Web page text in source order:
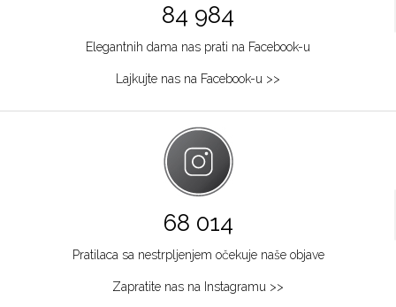
84 984
Elegantnih dama nas prati na Facebook-u
Lajkujte nas na Facebook-u >>
68 014
Pratilaca sa nestrpljenjem očekuje naše objave
Zapratite nas na Instagramu >>